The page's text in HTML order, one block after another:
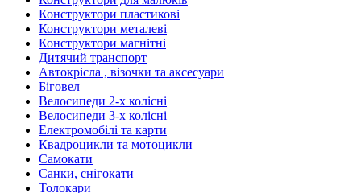
Конструктори пластикові
Конструктори металеві
Конструктори магнітні
Дитячий транспорт
Автокрісла , візочки та аксесуари
Біговел
Велосипеди 2-х колісні
Велосипеди 3-х колісні
Електромобілі та карти
Квадроцикли та мотоцикли
Самокати
Санки, снігокати
Толокари